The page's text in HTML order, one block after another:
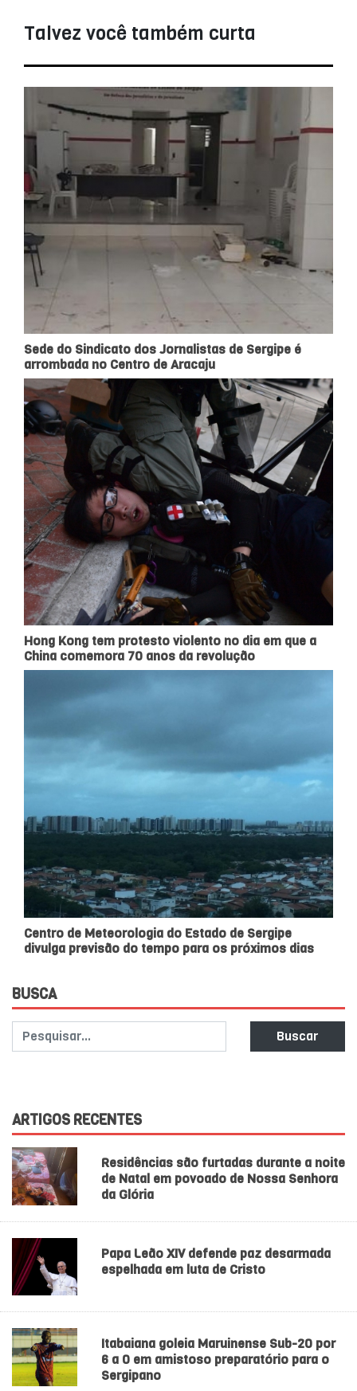
Talvez você também curta
Sede do Sindicato dos Jornalistas de Sergipe é
arrombada no Centro de Aracaju
Hong Kong tem protesto violento no dia em que a
China comemora 70 anos da revolução
Centro de Meteorologia do Estado de Sergipe
divulga previsão do tempo para os próximos dias
BUSCA
Buscar
ARTIGOS RECENTES
Residências são furtadas durante a noite
de Natal em povoado de Nossa Senhora
da Glória
Papa Leão XIV defende paz desarmada
espelhada em luta de Cristo
Itabaiana goleia Maruinense Sub-20 por
6 a 0 em amistoso preparatório para o
Sergipano